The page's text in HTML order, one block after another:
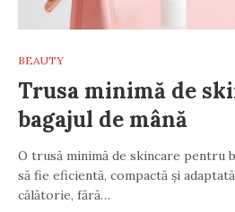
BEAUTY
Trusa minimă de
bagajul de mână
O trusă minimă de skincare pentru
să fie eficientă, compactă și
călătorie, fără…